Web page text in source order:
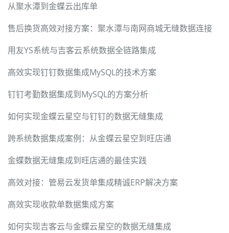
从聚水潭到金蝶云出库单
售后换货高效对接方案：聚水潭与南网商城无缝数据连接
用友YS系统与吉客云系统数据全链路集成
高效实现钉钉数据集成MySQL的技术方案
钉钉考勤数据集成到MySQL的方案分析
如何实现金蝶云星空与钉钉的数据无缝集成
跨系统数据集成案例：从金蝶云星空到旺店通
金蝶数据无缝集成到旺店通的最佳实践
高效对接：管易云发货单集成精诚ERP解决方案
高效实现收款单数据集成方案
如何实现吉客云与金蝶云星空的数据无缝集成